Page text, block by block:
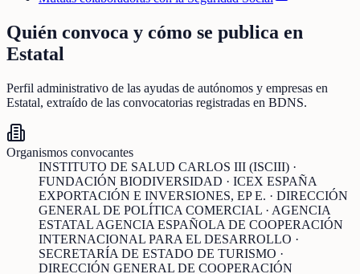
Quién convoca y cómo se publica en
Estatal
Perfil administrativo de las ayudas de autónomos y empresas en
Estatal, extraído de las convocatorias registradas en BDNS.
Organismos convocantes
INSTITUTO DE SALUD CARLOS III (ISCIII) ·
FUNDACIÓN BIODIVERSIDAD · ICEX ESPAÑA
EXPORTACIÓN E INVERSIONES, EP E. · DIRECCIÓN
GENERAL DE POLÍTICA COMERCIAL · AGENCIA
ESTATAL AGENCIA ESPAÑOLA DE COOPERACIÓN
INTERNACIONAL PARA EL DESARROLLO ·
SECRETARÍA DE ESTADO DE TURISMO ·
DIRECCIÓN GENERAL DE COOPERACIÓN